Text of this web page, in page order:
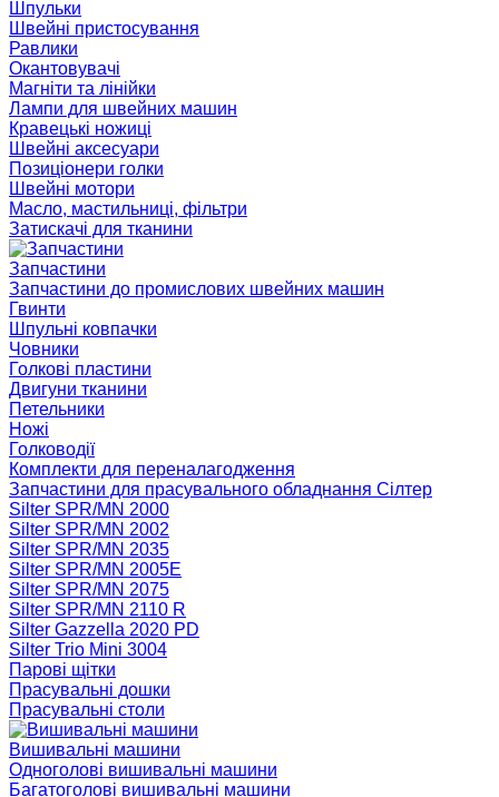
Шпульки
Швейні пристосування
Равлики
Окантовувачі
Магніти та лінійки
Лампи для швейних машин
Кравецькі ножиці
Швейні аксесуари
Позиціонери голки
Швейні мотори
Масло, мастильниці, фільтри
Затискачі для тканини
Запчастини
Запчастини до промислових швейних машин
Гвинти
Шпульні ковпачки
Човники
Голкові пластини
Двигуни тканини
Петельники
Ножі
Голководії
Комплекти для переналагодження
Запчастини для прасувального обладнання Сілтер
Silter SPR/MN 2000
Silter SPR/MN 2002
Silter SPR/MN 2035
Silter SPR/MN 2005E
Silter SPR/MN 2075
Silter SPR/MN 2110 R
Silter Gazzella 2020 PD
Silter Trio Mini 3004
Парові щітки
Прасувальні дошки
Прасувальні столи
Вишивальні машини
Одноголові вишивальні машини
Багатоголові вишивальні машини